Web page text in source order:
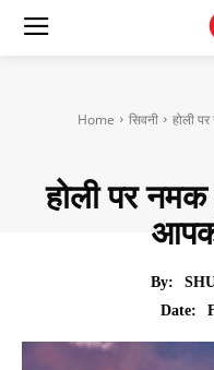
Home सिवनी होली
होली पर नमक
By:
Date: